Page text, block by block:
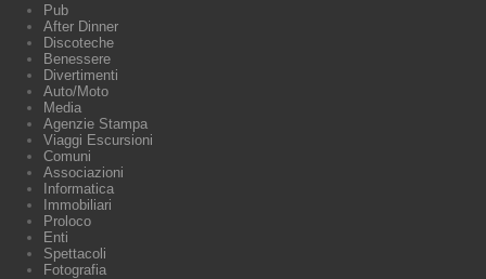
Pub
After Dinner
Discoteche
Benessere
Divertimenti
Auto/Moto
Media
Agenzie Stampa
Viaggi Escursioni
Comuni
Associazioni
Informatica
Immobiliari
Proloco
Enti
Spettacoli
Fotografia